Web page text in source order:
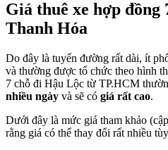
Giá thuê xe hợp đồng
Thanh Hóa
Do đây là tuyến đường rất dài, ít
và thường được tổ chức theo hình
7 chỗ đi Hậu Lộc từ TP.HCM
nhiều ngày và sẽ có giá rất cao.
Dưới đây là mức giá tham khảo
rằng giá có thể thay đổi rất nhiều